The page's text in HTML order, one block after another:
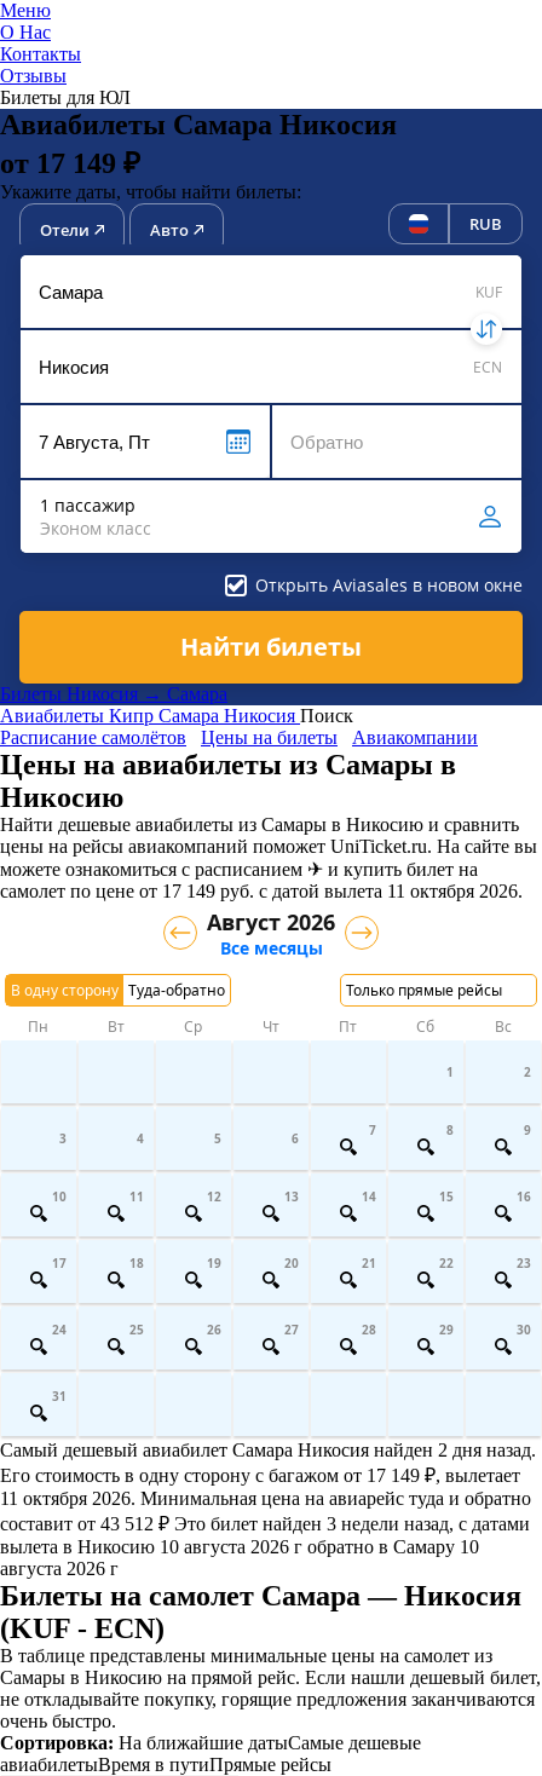
Меню
О Нас
Контакты
Отзывы
Билеты для ЮЛ
Авиабилеты Самара Никосия
от 17 149 ₽
Укажите даты, чтобы найти билеты:
Отели Авто RUB
KUF
ECN
1 пассажир
Эконом класс
Открыть Aviasales в новом окне
Найти билеты
Билеты Никосия → Самара
Авиабилеты Кипр Самара Никосия Поиск
Расписание самолётов
Цены на билеты Авиакомпании
Цены на авиабилеты из Самары в
Никосию
Найти дешевые авиабилеты из Самары в Никосию и сравнить
цены на рейсы авиакомпаний поможет UniTicket.ru. На сайте вы
можете ознакомиться с расписанием ✈ и купить билет на
самолет по цене от 17 149 руб. с датой вылета 11 октября 2026.
В одну сторону Туда-обратно Только прямые рейсы
Август 2026
Все месяцы
Пн Вт Ср Чт Пт Сб Вс
1 2
3 4 5 6 7 8 9
10 11 12 13 14 15 16
17 18 19 20 21 22 23
24 25 26 27 28 29 30
31
Самый дешевый авиабилет Самара Никосия найден 2 дня назад.
Его стоимость в одну сторону с багажом от 17 149 ₽, вылетает
11 октября 2026. Минимальная цена на авиарейс туда и обратно
составит от 43 512 ₽ Это билет найден 3 недели назад, с датами
вылета в Никосию 10 августа 2026 г обратно в Самару 10
августа 2026 г
Билеты на самолет Самара — Никосия
(KUF - ECN)
В таблице представлены минимальные цены на самолет из
Самары в Никосию на прямой рейс. Если нашли дешевый билет,
не откладывайте покупку, горящие предложения заканчиваются
очень быстро.
Сортировка: На ближайшие датыСамые дешевые
авиабилетыВремя в путиПрямые рейсы